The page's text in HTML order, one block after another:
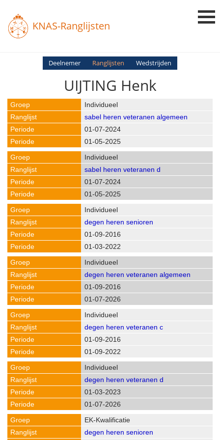
KNAS-Ranglijsten
Login
Uitleg en Vragen
Deelnemer Ranglijsten Wedstrijden
UIJTING Henk
Individueel
sabel heren veteranen algemeen
01-07-2024
01-05-2025
Individueel
sabel heren veteranen d
01-07-2024
01-05-2025
Individueel
degen heren senioren
01-09-2016
01-03-2022
Individueel
degen heren veteranen algemeen
01-09-2016
01-07-2026
Individueel
degen heren veteranen c
01-09-2016
01-09-2022
Individueel
degen heren veteranen d
01-03-2023
01-07-2026
EK-Kwalificatie
degen heren senioren